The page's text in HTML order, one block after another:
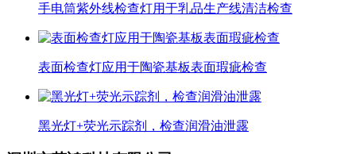
手电筒紫外线检查灯用于乳品生产线清洁检查
表面检查灯应用于陶瓷基板表面瑕疵检查
黑光灯+荧光示踪剂，检查润滑油泄露